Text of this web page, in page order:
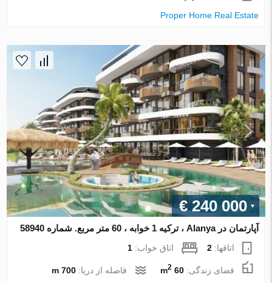
Proper Home Real Estate
€ 240 000
آپارتمان در Alanya ، ترکیه 1 خوابه ، 60 متر مربع. شماره 58940
اتاقها:2 اتاق خواب:1
فضای زندگی:60 m
2 فاصله از دریا:700 m